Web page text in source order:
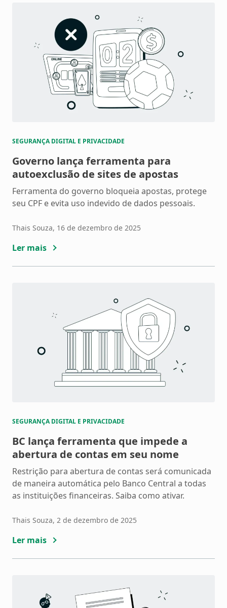
SEGURANÇA DIGITAL E PRIVACIDADE
Governo lança ferramenta para
autoexclusão de sites de apostas
Ferramenta do governo bloqueia apostas, protege
seu CPF e evita uso indevido de dados pessoais.
Thais Souza, 16 de dezembro de 2025
Ler mais
SEGURANÇA DIGITAL E PRIVACIDADE
BC lança ferramenta que impede a
abertura de contas em seu nome
Restrição para abertura de contas será comunicada
de maneira automática pelo Banco Central a todas
as instituições financeiras. Saiba como ativar.
Thais Souza, 2 de dezembro de 2025
Ler mais